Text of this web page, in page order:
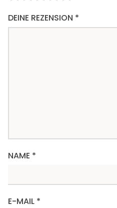
DEINE REZENSION *
NAME *
E-MAIL *